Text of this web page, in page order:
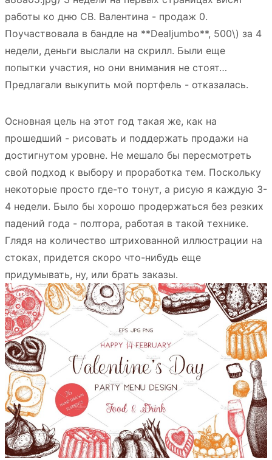
работы ко дню СВ. Валентина - продаж 0.
Поучаствовала в бандле на **Dealjumbo**, 500\) за 4
недели, деньги выслали на скрилл. Были еще
попытки участия, но они внимания не стоят…
Предлагали выкупить мой портфель - отказалась.
Основная цель на этот год такая же, как на
прошедший - рисовать и поддержать продажи на
достигнутом уровне. Не мешало бы пересмотреть
свой подход к выбору и проработка тем. Поскольку
некоторые просто где-то тонут, а рисую я каждую 3-
4 недели. Было бы хорошо продержаться без резких
падений года - полтора, работая в такой технике.
Глядя на количество штрихованной иллюстрации на
стоках, придется скоро что-нибудь еще
придумывать, ну, или брать заказы.